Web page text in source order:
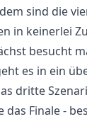
sind die
in keinerlei
besucht
es in ein
dritte
das Finale -